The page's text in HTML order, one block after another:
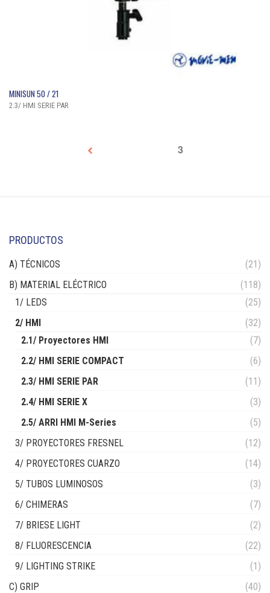
MINISUN 50 / 21
2.3/ HMI SERIE PAR
3
PRODUCTOS
A) TÉCNICOS
(21)
B) MATERIAL ELÉCTRICO
(118)
1/ LEDS
(25)
2/ HMI
(32)
2.1/ Proyectores HMI
(7)
2.2/ HMI SERIE COMPACT
(6)
2.3/ HMI SERIE PAR
(11)
2.4/ HMI SERIE X
(3)
2.5/ ARRI HMI M-Series
(5)
3/ PROYECTORES FRESNEL
(12)
4/ PROYECTORES CUARZO
(14)
5/ TUBOS LUMINOSOS
(3)
6/ CHIMERAS
(7)
7/ BRIESE LIGHT
(2)
8/ FLUORESCENCIA
(22)
9/ LIGHTING STRIKE
(1)
C) GRIP
(40)